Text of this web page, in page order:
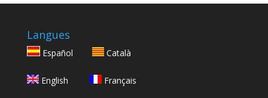
Langues
Español Català
English Français